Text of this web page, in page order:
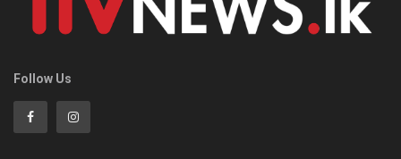
Follow Us